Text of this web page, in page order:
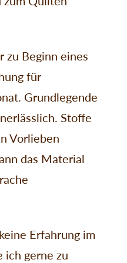
zu Beginn eines
für
Grundlegende
Stoffe
Vorlieben
das Material
Erfahrung im
ich gerne zu